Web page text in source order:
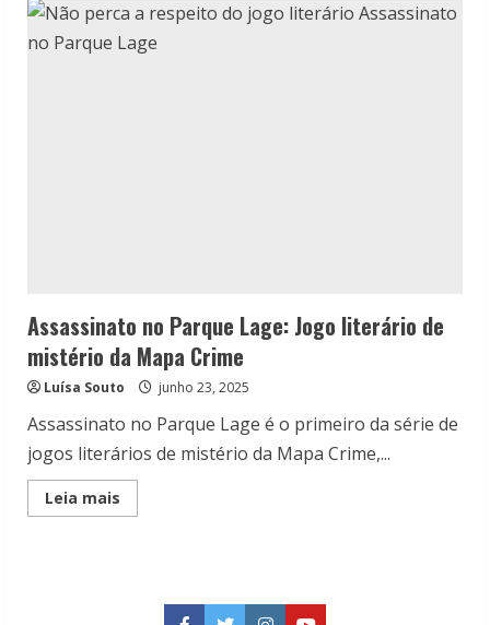
Assassinato no Parque Lage: Jogo literário de
mistério da Mapa Crime
Luísa Souto junho 23, 2025
Assassinato no Parque Lage é o primeiro da série de
jogos literários de mistério da Mapa Crime,...
Leia mais
more
literário